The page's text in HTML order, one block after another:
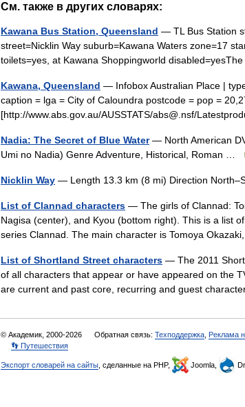
См. также в других словарях:
Kawana Bus Station, Queensland — TL Bus Station
street=Nicklin Way suburb=Kawana Waters zone=17
toilets=yes, at Kawana Shoppingworld
Kawana, Queensland — Infobox Australian Place |
caption = lga = City of Caloundra postcode = pop =
[http://www.abs.gov.au/AUSSTATS/abs@.nsf/
Nadia: The Secret of Blue Water— North American
Umi no Nadia) Genre Adventure, Historical, Roman …
Nicklin Way — Length 13.3 km (8 mi) Direction
List of Clannad characters — The girls of Clannad:
Nagisa (center), and Kyou (bottom right). This is a list
series Clannad. The main character is Tomoya
List of Shortland Street characters — The 2011
of all characters that appear or have appeared on the
are current and past core, recurring and guest
© Академик, 2000-2026 Обратная связь: Техподдержка Реклама
👣 Путешествия
Экспорт словарей на сайты , сделанные на PHP, Joomla,